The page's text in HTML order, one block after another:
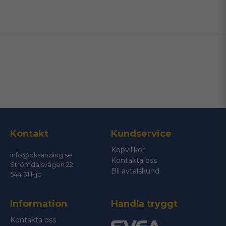
Ja, ni får publicera min fråga
Skicka fråga
Kontakt
info@pksanding.se
Strömdalsvägen 22
544 31 Hjo
Kundservice
Köpvillkor
Kontakta oss
Bli avtalskund
Information
Kontakta oss
Handla tryggt